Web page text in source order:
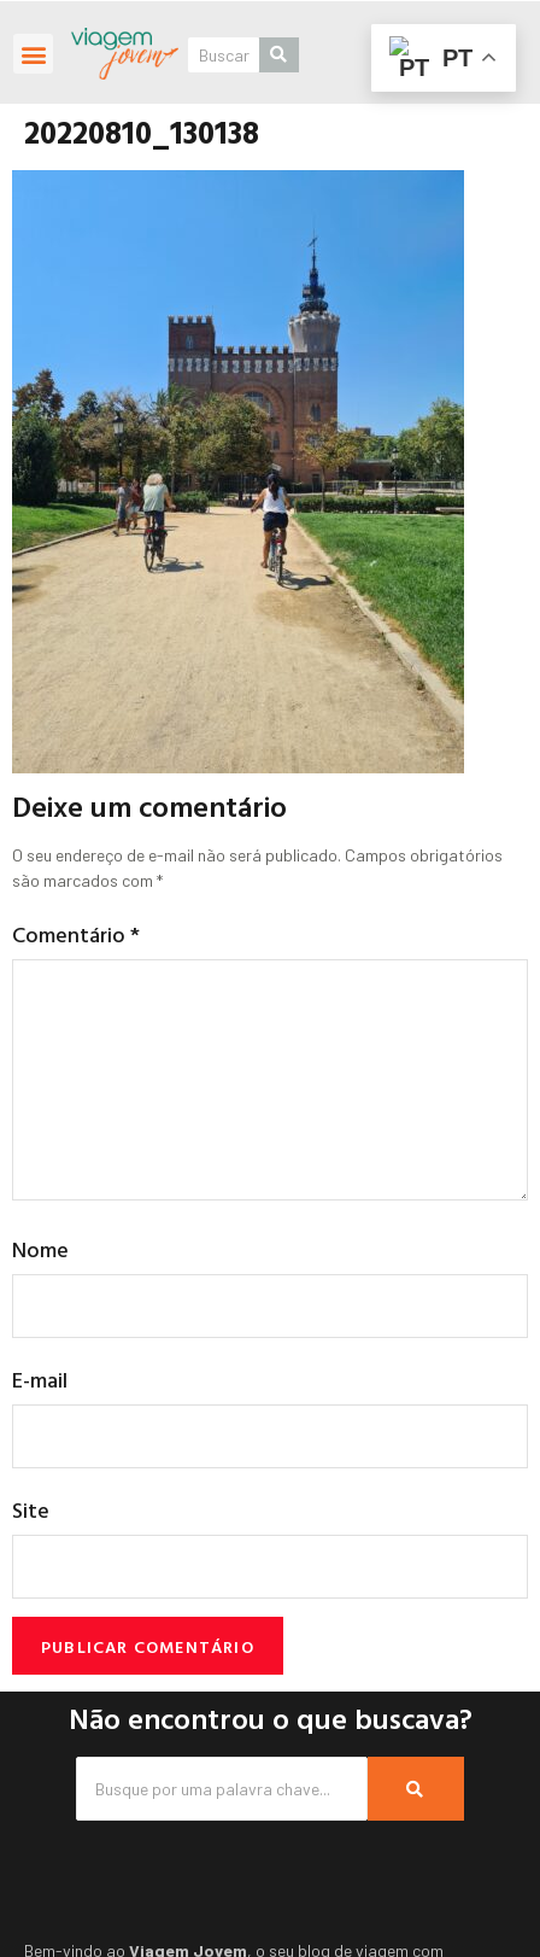
20220810_130138
Deixe um comentário
O seu endereço de e-mail não será publicado. Campos obrigatórios
são marcados com *
Comentário*
Nome
E-mail
Site
Não encontrou o que buscava?
Bem-vindo ao Viagem Jovem, o seu blog de viagem com
PT